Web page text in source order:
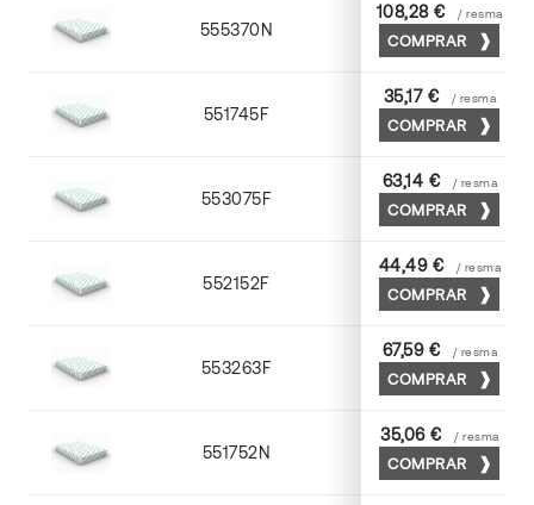
555370N 70 x 100
108,28 € / resma
COMPRAR
551745F 45 x 64
35,17 € / resma
COMPRAR
553075F 75 x 53
63,14 € / resma
COMPRAR
552152F 52 x 70
44,49 € / resma
COMPRAR
553263F 63 x 88
67,59 € / resma
COMPRAR
551752N 52 x 70
35,06 € / resma
COMPRAR